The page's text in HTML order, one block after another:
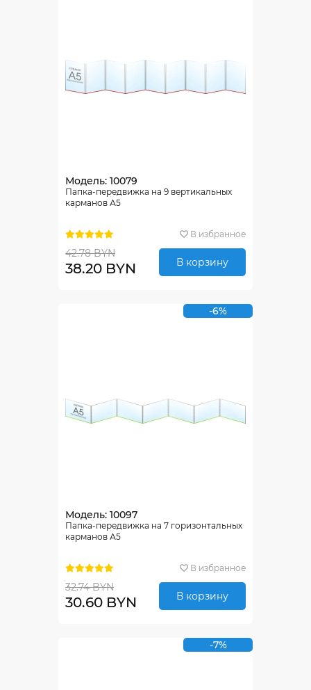
Модель: 10079
Папка-передвижка на 9 вертикальных
карманов А5
В избранное
42.78 BYN
38.20 BYN В корзину
-6%
Модель: 10097
Папка-передвижка на 7 горизонтальных
карманов А5
В избранное
32.74 BYN
30.60 BYN В корзину
-7%